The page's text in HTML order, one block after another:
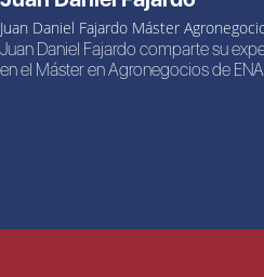
Juan Daniel Fajardo Máster
Juan Daniel Fajardo comparte su
en el Máster en Agronegocios de